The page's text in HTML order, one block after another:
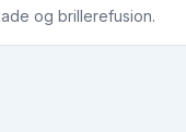
og brillerefusion.